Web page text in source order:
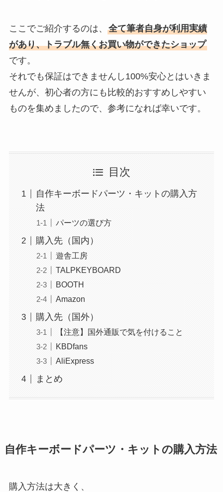
ここでご紹介するのは、 全て筆者自身が利用実績
があり、トラブル無くお買い物ができたショップ
です。
それでも保証はできませんし100%安心とはいきま
せんが、初心者の方にも比較的おすすめしやすい
ものを集めましたので、参考になれば幸いです。
目次
自作キーボードパーツ・キットの購入方
法
パーツの選び方
購入先（国内）
遊舎工房
TALPKEYBOARD
BOOTH
Amazon
購入先（国外）
【注意】国外通販で気を付けること
KBDfans
AliExpress
まとめ
自作キーボードパーツ・キットの購入方法
購入方法は大きく、